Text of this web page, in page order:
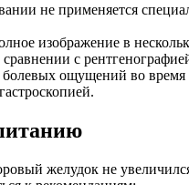
не применяется
изображение в
с
ощущений во время
желудок не